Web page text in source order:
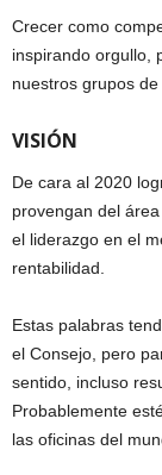
Crecer como
inspirando orgullo,
nuestros grupos de
VISIÓN
De cara al 2020
provengan del
el liderazgo en el
rentabilidad.
Estas palabras
el Consejo, pero
sentido, incluso
Probablemente
las oficinas del